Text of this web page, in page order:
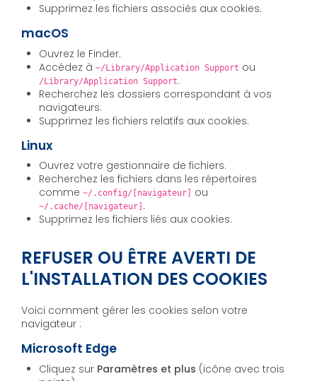
Supprimez les fichiers associés aux cookies.
macOS
Ouvrez le Finder.
Accédez à~/Library/Application Support ou
/Library/Application Support.
Recherchez les dossiers correspondant à vos
navigateurs.
Supprimez les fichiers relatifs aux cookies.
Linux
Ouvrez votre gestionnaire de fichiers.
Recherchez les fichiers dans les répertoires
comme~/.config/[navigateur] ou
~/.cache/[navigateur] .
Supprimez les fichiers liés aux cookies.
REFUSER OU ÊTRE AVERTI DE
L'INSTALLATION DES COOKIES
Voici comment gérer les cookies selon votre
navigateur :
Microsoft Edge
Cliquez sur Paramètres et plus (icône avec trois